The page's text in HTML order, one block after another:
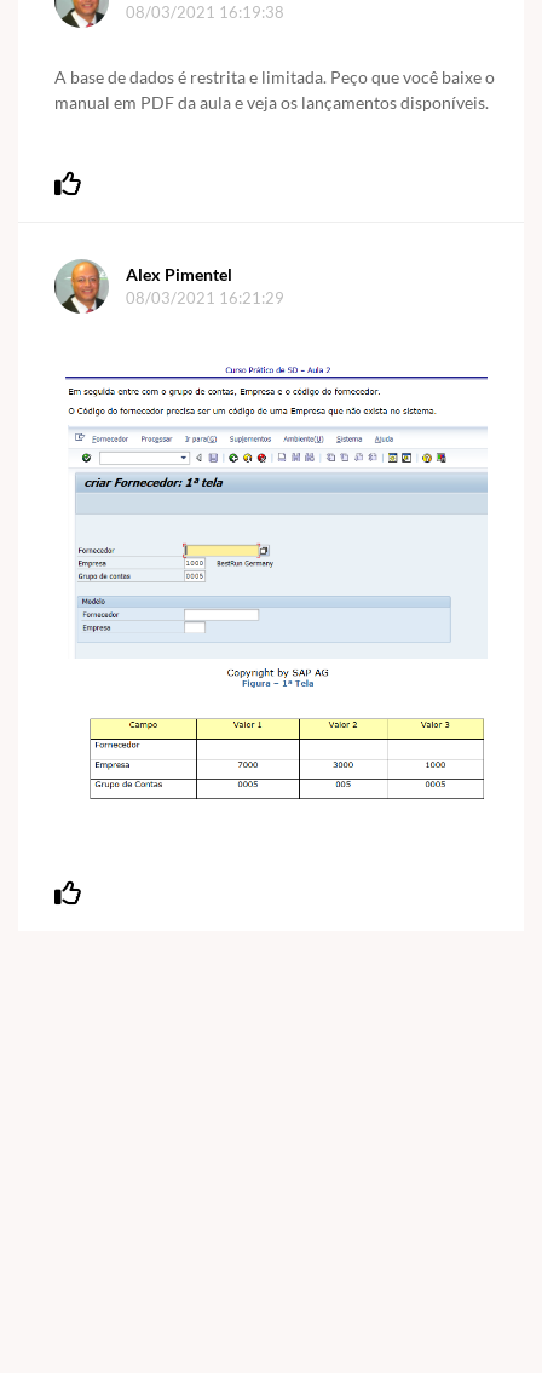
08/03/2021 16:19:38
A base de dados é restrita e limitada. Peço que você baixe o
manual em PDF da aula e veja os lançamentos disponíveis.
Alex Pimentel
08/03/2021 16:21:29